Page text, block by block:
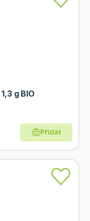
g BIO
Přidat